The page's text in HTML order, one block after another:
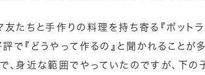
友たちと手作りの料理を持ち寄る『ポット
で『どうやって作るの』と聞かれることが多
、身近な範囲でやっていたのですが、下